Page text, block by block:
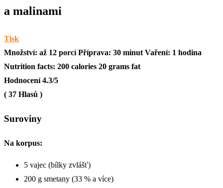
a malinami
Tisk
Množství: až 12 porcí Příprava: 30 minut Vaření: 1 hodina
Nutrition facts: 200 calories 20 grams fat
Hodnocení4.3/5
( 37 Hlasů )
Suroviny
Na korpus:
5 vajec (bílky zvlášť)
200 g smetany (33 % a více)